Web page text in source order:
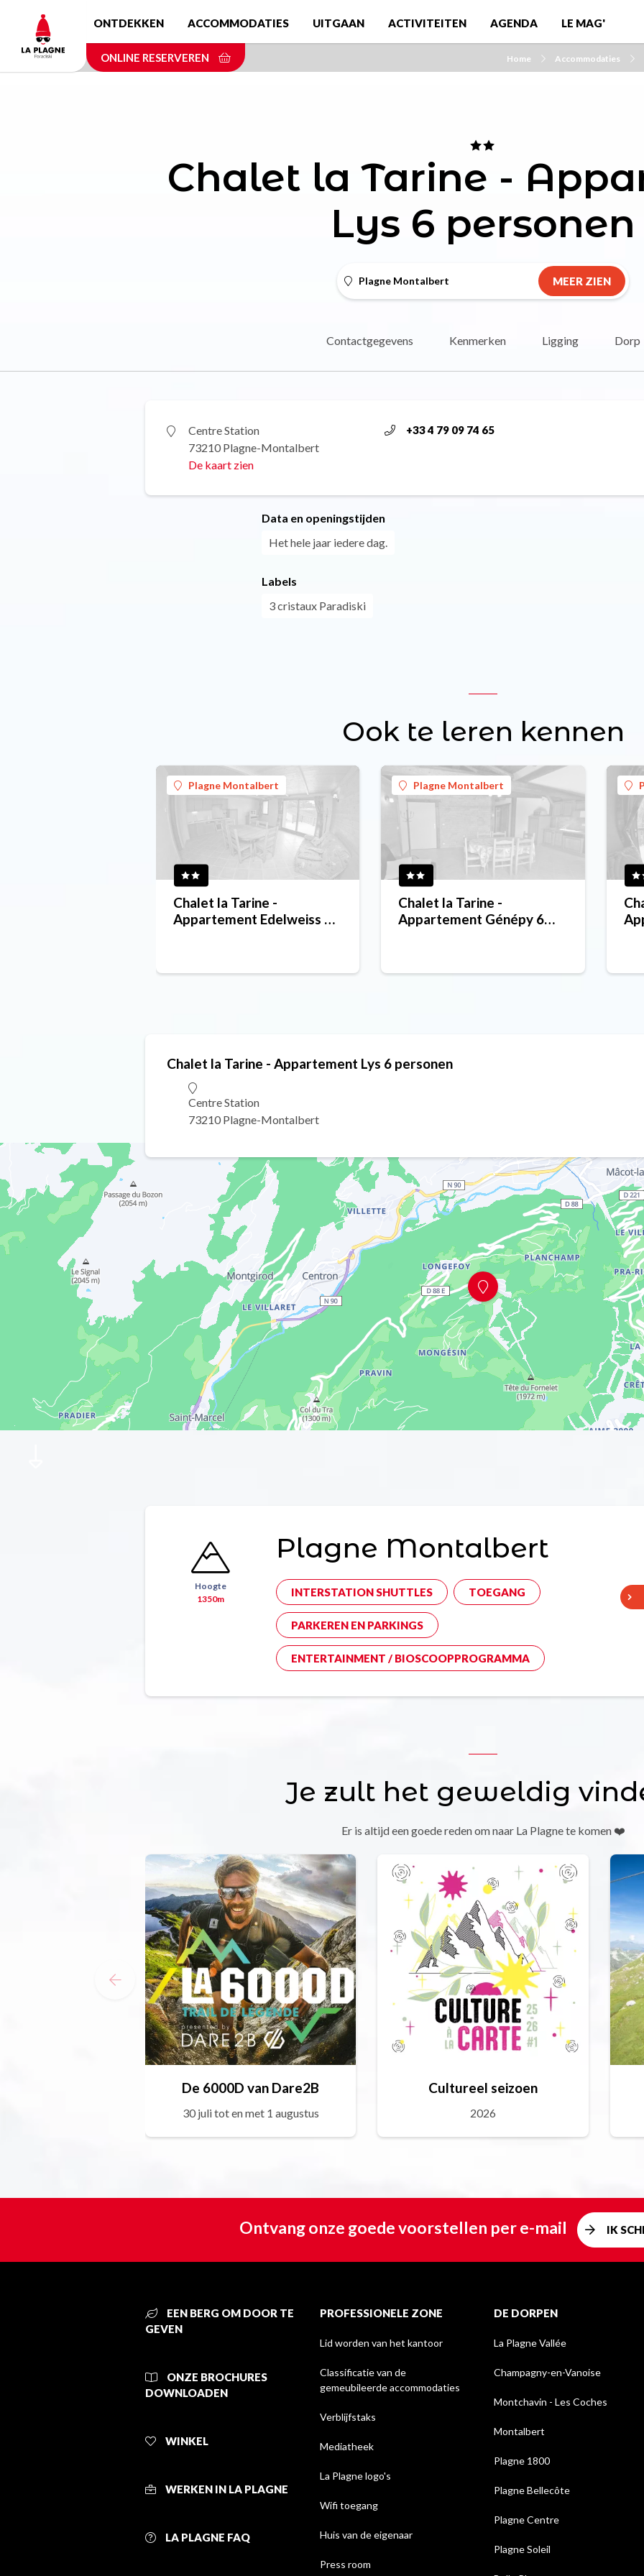
content
ONTDEKKEN ACCOMMODATIES UITGAAN ACTIVITEITEN AGENDA LE MAG'
ONLINE RESERVEREN Home Accommodaties
Chalet la Tarine -
Lys 6 personen
Plagne Montalbert MEER ZIEN
Contactgegevens Kenmerken Ligging Dorp
Centre Station
73210 Plagne-Montalbert
De kaart zien
+33 4 79 09 74 65
Data en openingstijden
Het hele jaar iedere dag.
Labels
3 cristaux Paradiski
Ook te leren kennen
Plagne Montalbert
Chalet la Tarine -
Appartement Edelweiss 6
Plagne Montalbert
Chalet la Tarine -
Appartement Génépy 6
Chalet la Tarine - Appartement Lys 6 personen
Centre Station
73210 Plagne-Montalbert
Hoogte
1350m
Plagne Montalbert
INTERSTATION SHUTTLES TOEGANG
PARKEREN EN PARKINGS
ENTERTAINMENT / BIOSCOOPPROGRAMMA
Je zult het geweldig
Er is altijd een goede reden om naar La Plagne te komen ❤️
De 6000D van Dare2B
30 juli tot en met 1 augustus
Cultureel seizoen
2026
Ontvang onze goede voorstellen per e-mail IK
EEN BERG OM DOOR TE
GEVEN
ONZE BROCHURES
DOWNLOADEN
WINKEL
WERKEN IN LA PLAGNE
LA PLAGNE FAQ
PROFESSIONELE ZONE
Lid worden van het kantoor
Classificatie van de
gemeubileerde accommodaties
Verblijfstaks
Mediatheek
La Plagne logo's
Wifi toegang
Huis van de eigenaar
Press room
DE DORPEN
La Plagne Vallée
Champagny-en-Vanoise
Montchavin - Les Coches
Montalbert
Plagne 1800
Plagne Bellecôte
Plagne Centre
Plagne Soleil